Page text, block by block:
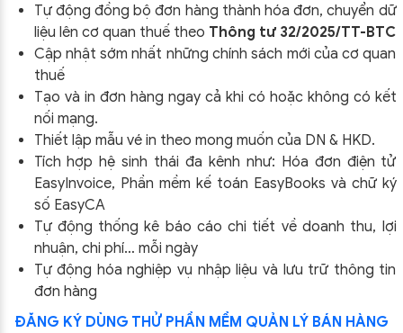
Tự động đồng bộ đơn hàng thành hóa đơn, chuyển dữ
liệu lên cơ quan thuế theo Thông tư 32/2025/TT-BTC
Cập nhật sớm nhất những chính sách mới của cơ quan
thuế
Tạo và in đơn hàng ngay cả khi có hoặc không có kết
nối mạng.
Thiết lập mẫu vé in theo mong muốn của DN & HKD.
Tích hợp hệ sinh thái đa kênh như: Hóa đơn điện tử
EasyInvoice, Phần mềm kế toán EasyBooks và chữ ký
số EasyCA
Tự động thống kê báo cáo chi tiết về doanh thu, lợi
nhuận, chi phí… mỗi ngày
Tự động hóa nghiệp vụ nhập liệu và lưu trữ thông tin
đơn hàng
ĐĂNG KÝ DÙNG THỬ PHẦN MỀM QUẢN LÝ BÁN HÀNG